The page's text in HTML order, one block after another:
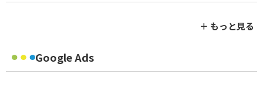
＋ もっと見る
Google Ads